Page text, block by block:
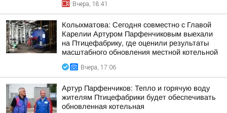
Вчера, 18:41
Колыхматова: Сегодня совместно с Главой
Карелии Артуром Парфенчиковым выехали
на Птицефабрику, где оценили результаты
масштабного обновления местной котельной
Вчера, 17:06
Артур Парфенчиков: Тепло и горячую воду
жителям Птицефабрики будет обеспечивать
обновленная котельная